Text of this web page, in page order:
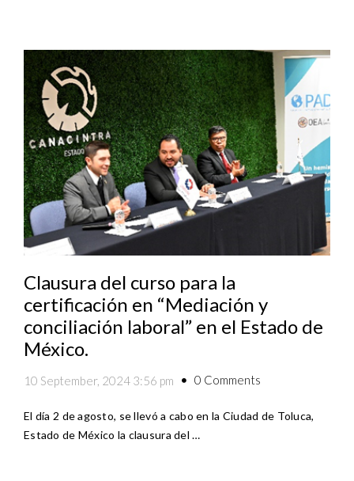
Clausura del curso para la
certificación en “Mediación y
conciliación laboral” en el Estado de
México.
10 September, 2024 3:56 pm 0 Comments
El día 2 de agosto, se llevó a cabo en la Ciudad de Toluca,
Estado de México la clausura del …